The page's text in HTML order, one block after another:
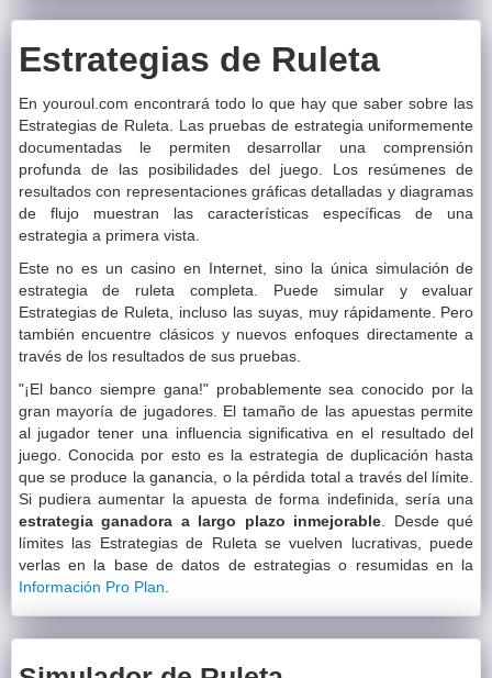
Estrategias de Ruleta
En youroul.com encontrará todo lo que hay que saber sobre las
Estrategias de Ruleta. Las pruebas de estrategia uniformemente
documentadas le permiten desarrollar una comprensión
profunda de las posibilidades del juego. Los resúmenes de
resultados con representaciones gráficas detalladas y diagramas
de flujo muestran las características específicas de una
estrategia a primera vista.
Este no es un casino en Internet, sino la única simulación de
estrategia de ruleta completa. Puede simular y evaluar
Estrategias de Ruleta, incluso las suyas, muy rápidamente. Pero
también encuentre clásicos y nuevos enfoques directamente a
través de los resultados de sus pruebas.
"¡El banco siempre gana!" probablemente sea conocido por la
gran mayoría de jugadores. El tamaño de las apuestas permite
al jugador tener una influencia significativa en el resultado del
juego. Conocida por esto es la estrategia de duplicación hasta
que se produce la ganancia, o la pérdida total a través del límite.
Si pudiera aumentar la apuesta de forma indefinida, sería una
estrategia ganadora a largo plazo inmejorable . Desde qué
límites las Estrategias de Ruleta se vuelven lucrativas, puede
verlas en la base de datos de estrategias o resumidas en la
Información Pro Plan